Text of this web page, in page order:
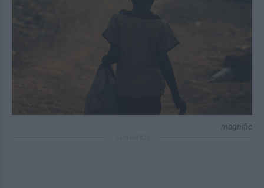
magnific